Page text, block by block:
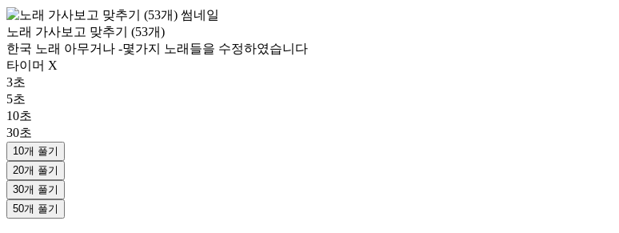
노래 가사보고 맞추기 (53개)
한국 노래 아무거나 -몇가지 노래들을 수정하였습니다
타이머 X
3초
5초
10초
30초
10개 풀기
20개 풀기
30개 풀기
50개 풀기